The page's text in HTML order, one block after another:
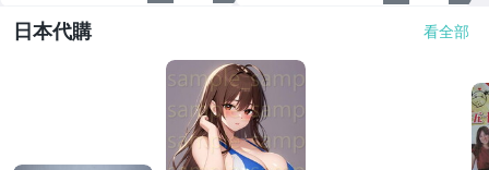
日本代購 看全部